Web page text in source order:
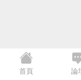
首頁 論